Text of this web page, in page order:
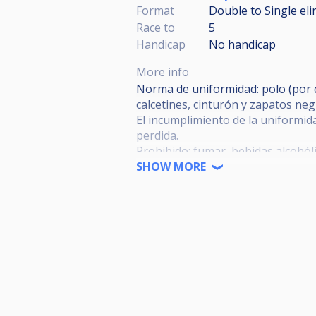
Format
Double to Single
Race to
5
Handicap
No handicap
More info
Norma de uniformidad: polo
calcetines, cinturón y zapatos
El incumplimiento de la
perdida.
Prohibido: fumar, bebidas
móvil durante la partida; con
SHOW MORE